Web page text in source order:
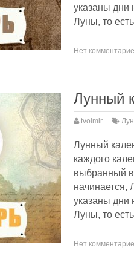
указаны дни
Луны, то
Нет
Лунный
tvoimir
Лунный
каждого
выбранный
начинается,
указаны дни
Луны, то
Нет